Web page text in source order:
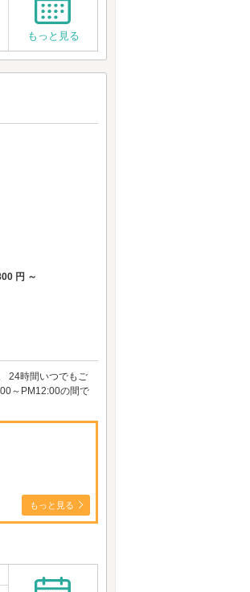
もっと見る
円 ～
24時間いつでもご
～PM12:00の間で
もっと見る